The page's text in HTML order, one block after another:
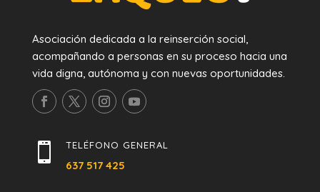
Asociación dedicada a la reinserción social,
acompañando a personas en su proceso hacia una
vida digna, autónoma y con nuevas oportunidades.
 TELÉFONO GENERAL
637 517 425